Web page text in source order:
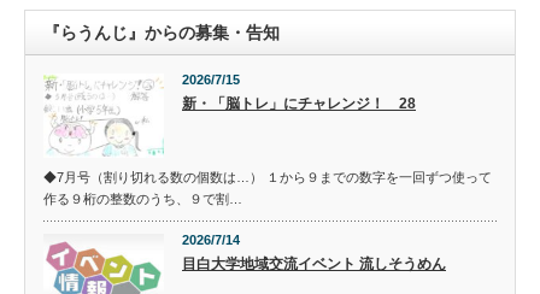
『らうんじ』からの募集・告知
2026/7/15
新・「脳トレ」にチャレンジ！ 28
◆7月号（割り切れる数の個数は…） １から９までの数字を一回ずつ使って
作る９桁の整数のうち、９で割…
2026/7/14
目白大学地域交流イベント 流しそうめん